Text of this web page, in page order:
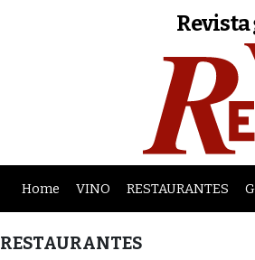
Home VINO RESTAURANTES
RESTAURANTES